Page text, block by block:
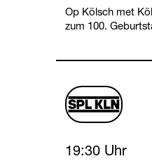
Op Kölsch met
zum 100.
Friday, 29
19:30 Uhr
schauspiel